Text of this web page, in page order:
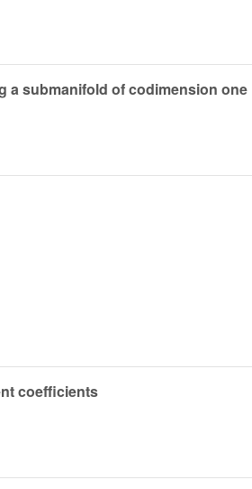
a submanifold of codimension one
coefficients